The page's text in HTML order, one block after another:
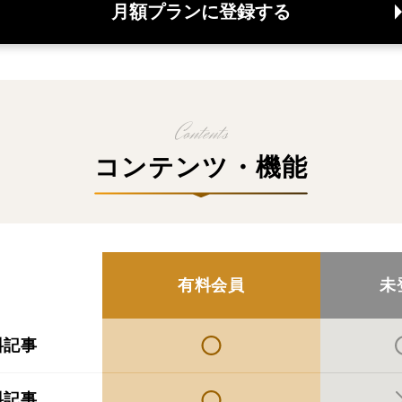
月額プランに登録する
コンテンツ・機能
有料会員 未
記事